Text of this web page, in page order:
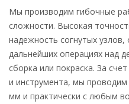
Мы производим гибочные
сложности. Высокая
надежность согнутых
дальнейших операциях над
сборка или покраска. За
и инструмента, мы
мм и практически с любым